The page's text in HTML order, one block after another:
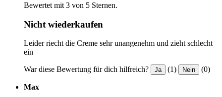
Bewertet mit 3 von 5 Sternen.
Nicht wiederkaufen
Leider riecht die Creme sehr unangenehm und zieht schlecht
ein
War diese Bewertung für dich hilfreich? Ja (1) Nein (0)
Max